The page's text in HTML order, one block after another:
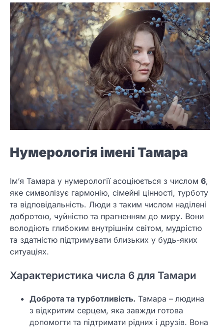
Нумерологія імені Тамара
Ім’я Тамара у нумерології асоціюється з числом 6,
яке символізує гармонію, сімейні цінності, турботу
та відповідальність. Люди з таким числом наділені
добротою, чуйністю та прагненням до миру. Вони
володіють глибоким внутрішнім світом, мудрістю
та здатністю підтримувати близьких у будь-яких
ситуаціях.
Характеристика числа 6 для Тамари
Доброта та турботливість. Тамара – людина
з відкритим серцем, яка завжди готова
допомогти та підтримати рідних і друзів. Вона